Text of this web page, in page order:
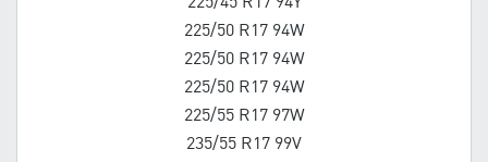
225/50 R17 94W
225/50 R17 94W
225/50 R17 94W
225/55 R17 97W
235/55 R17 99V